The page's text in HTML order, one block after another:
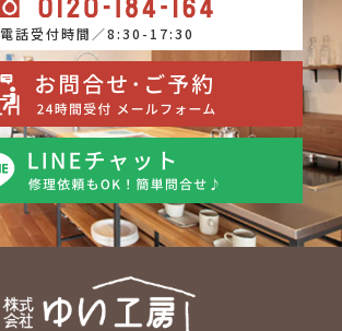
電話受付時間／8:30-17:30